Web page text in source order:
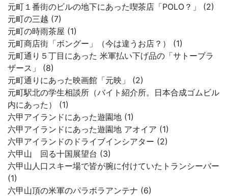
元町１番街のビルの地下にあった喫茶店「POLO？」 (2)
元町の三越 (7)
元町の時雨茶屋 (1)
元町商店街「ボングー」（今は違うお店？） (1)
元町通り５丁目にあった 米軍払い下げ品の「サトーブラ
ザース」 (8)
元町通りにあった映画館「元映」 (2)
元町駅北の学生相談所（バイト紹介所。日本合成ゴムビル
内にあった） (1)
六甲アイランドにあった遊園地 (1)
六甲アイランドにあった遊園地 アオイア (1)
六甲アイランドのドライブインシアター (2)
六甲山 回る十国展望台 (3)
六甲山人口スキー場で皆が腕に付けていたトランシーバー
(1)
六甲山頂の米軍のパラボラアンテナ (6)